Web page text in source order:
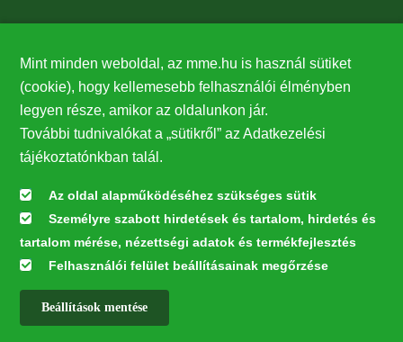
27224
Hírlevél feliratkozás
Értesüljön elsőként legfrissebb híreinkről, eseményeinkről!
Feliratkozás
Mint minden weboldal, az mme.hu is használ sütiket
(cookie), hogy kellemesebb felhasználói élményben
legyen része, amikor az oldalunkon jár.
További tudnivalókat a „sütikről” az Adatkezelési
tájékoztatónkban talál.
Az oldal alapműködéséhez szükséges sütik
Személyre szabott hirdetések és tartalom, hirdetés és
tartalom mérése, nézettségi adatok és termékfejlesztés
Felhasználói felület beállításainak megőrzése
Beállítások mentése